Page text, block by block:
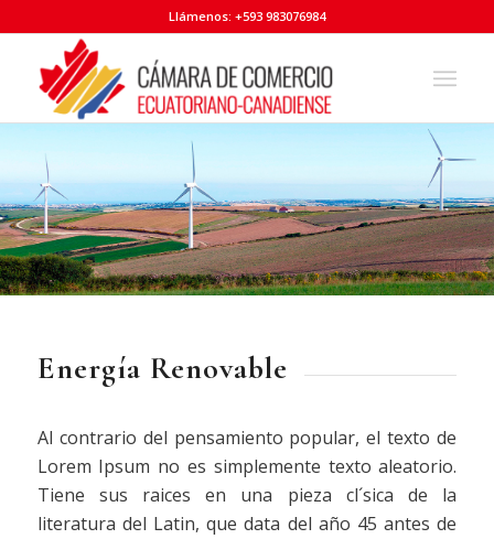
Llámenos: +593 983076984
Energía Renovable
Al contrario del pensamiento popular, el texto de
Lorem Ipsum no es simplemente texto aleatorio.
Tiene sus raices en una pieza cl´sica de la
literatura del Latin, que data del año 45 antes de